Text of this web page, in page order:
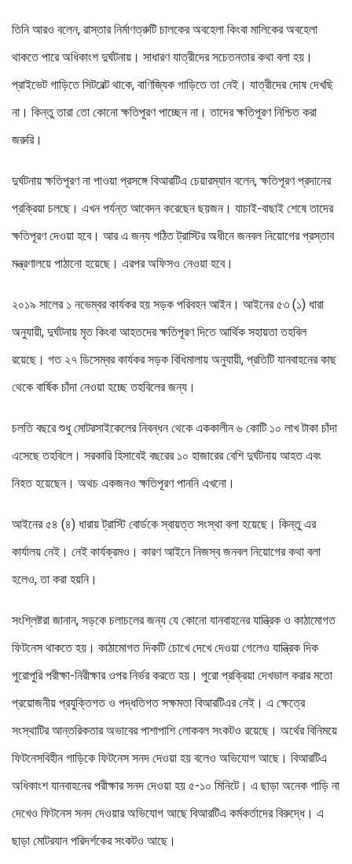
তিনি আরও বলেন, রাস্তার নির্মাণত্রুটি চালকের অবহেলা কিংবা মালিকের অবহেলা
থাকতে পারে অধিকাংশ দুর্ঘটনায়। সাধারণ যাত্রীদের সচেতনতার কথা বলা হয়।
প্রাইভেট গাড়িতে সিটবেল্ট থাকে, বাণিজ্যিক গাড়িতে তা নেই। যাত্রীদের দোষ দেখছি
না। কিন্তু তারা তো কোনো ক্ষতিপূরণ পাচ্ছেন না। তাদের ক্ষতিপূরণ নিশ্চিত করা
জরুরি।
দুর্ঘটনায় ক্ষতিপূরণ না পাওয়া প্রসঙ্গে বিআরটিএ চেয়ারম্যান বলেন, ক্ষতিপূরণ প্রদানের
প্রক্রিয়া চলছে। এখন পর্যন্ত আবেদন করেছেন ছয়জন। যাচাই-বাছাই শেষে তাদের
ক্ষতিপূরণ দেওয়া হবে। আর এ জন্য গঠিত ট্রাস্টির অধীনে জনবল নিয়োগের প্রস্তাব
মন্ত্রণালয়ে পাঠানো হয়েছে। এরপর অফিসও নেওয়া হবে।
২০১৯ সালের ১ নভেম্বর কার্যকর হয় সড়ক পরিবহন আইন। আইনের ৫৩ (১) ধারা
অনুযায়ী, দুর্ঘটনায় মৃত কিংবা আহতদের ক্ষতিপূরণ দিতে আর্থিক সহায়তা তহবিল
রয়েছে। গত ২৭ ডিসেম্বর কার্যকর সড়ক বিধিমালায় অনুযায়ী, প্রতিটি যানবাহনের কাছ
থেকে বার্ষিক চাঁদা নেওয়া হচ্ছে তহবিলের জন্য।
চলতি বছরে শুধু মোটরসাইকেলের নিবন্ধন থেকে এককালীন ৬ কোটি ১০ লাখ টাকা চাঁদা
এসেছে তহবিলে। সরকারি হিসাবেই বছরের ১০ হাজারের বেশি দুর্ঘটনায় আহত এবং
নিহত হয়েছেন। অথচ একজনও ক্ষতিপূরণ পাননি এখনো।
আইনের ৫৪ (৪) ধারায় ট্রাস্টি বোর্ডকে স্বায়ত্ত সংস্থা বলা হয়েছে। কিন্তু এর
কার্যালয় নেই। নেই কার্যক্রমও। কারণ আইনে নিজস্ব জনবল নিয়োগের কথা বলা
হলেও, তা করা হয়নি।
সংশ্লিষ্টরা জানান, সড়কে চলাচলের জন্য যে কোনো যানবাহনের যান্ত্রিক ও কাঠামোগত
ফিটনেস থাকতে হয়। কাঠামোগত দিকটি চোখে দেখে দেওয়া গেলেও যান্ত্রিক দিক
পুরোপুরি পরীক্ষা-নিরীক্ষার ওপর নির্ভর করতে হয়। পুরো প্রক্রিয়া দেখভাল করার মতো
প্রয়োজনীয় প্রযুক্তিগত ও পদ্ধতিগত সক্ষমতা বিআরটিএর নেই। এ ক্ষেত্রে
সংস্থাটির আন্তরিকতার অভাবের পাশাপাশি লোকবল সংকটও রয়েছে। অর্থের বিনিময়ে
ফিটনেসবিহীন গাড়িকে ফিটনেস সনদ দেওয়া হয় বলেও অভিযোগ আছে। বিআরটিএ
অধিকাংশ যানবাহনের পরীক্ষার সনদ দেওয়া হয় ৫-১০ মিনিটে। এ ছাড়া অনেক গাড়ি না
দেখেও ফিটনেস সনদ দেওয়ার অভিযোগ আছে বিআরটিএ কর্মকর্তাদের বিরুদ্ধে। এ
ছাড়া মোটরযান পরিদর্শকের সংকটও আছে।